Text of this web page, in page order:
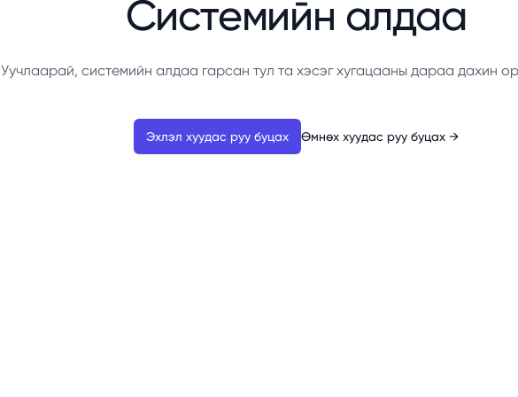
Системийн алдаа
Уучлаарай, системийн алдаа гарсан тул та хэсэг хугацааны дараа дахин
Эхлэл хуудас руу буцах Өмнөх хуудас руу буцах →